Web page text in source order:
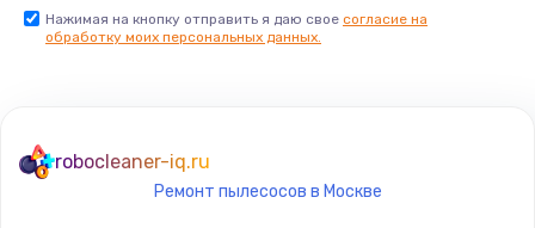
Заказать
Нажимая на кнопку отправить я даю свое согласие на
обработку моих персональных данных.
robocleaner-iq.ru
Ремонт пылесосов в Москве